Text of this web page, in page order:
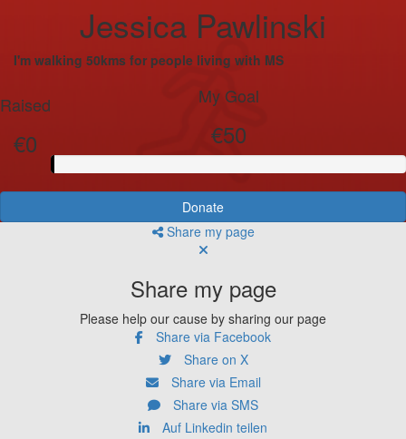
Jessica Pawlinski
I'm walking 50kms for people living with MS
Raised
€0
My Goal
€50
Donate
Share my page
Share my page
Please help our cause by sharing our page
Share via Facebook
Share on X
Share via Email
Share via SMS
Auf Linkedin teilen